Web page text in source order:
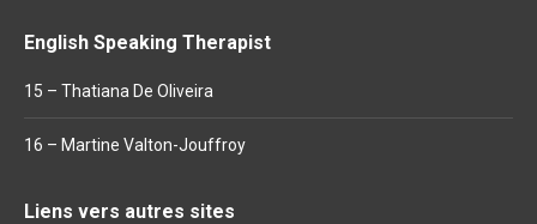
English Speaking Therapist
15 – Thatiana De Oliveira
16 – Martine Valton-Jouffroy
Liens vers autres sites